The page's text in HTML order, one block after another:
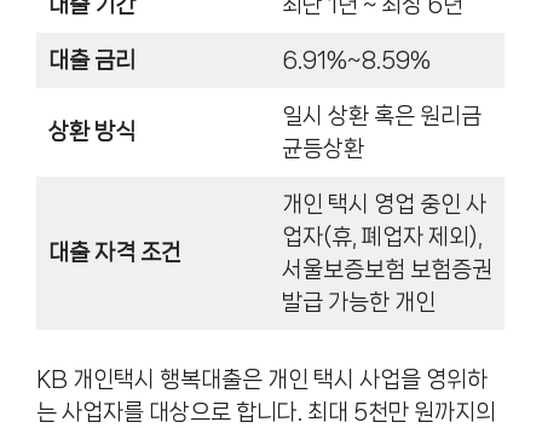
대출 금리 6.91%~8.59%
상환 방식
일시 상환 혹은 원리금
균등상환
대출 자격 조건
개인 택시 영업 중인 사
업자(휴, 폐업자 제외),
서울보증보험 보험증권
발급 가능한 개인
KB 개인택시 행복대출은 개인 택시 사업을 영위하
는 사업자를 대상으로 합니다. 최대 5천만 원까지의